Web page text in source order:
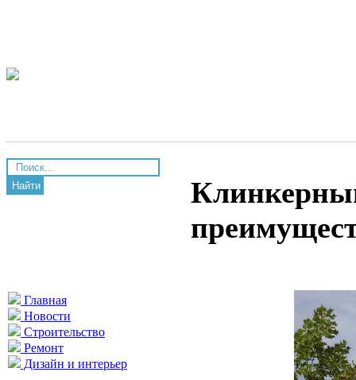
Найти
Главная
Новости
Строительство
Ремонт
Дизайн и интерьер